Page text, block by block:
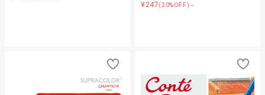
¥247(20%OFF)～